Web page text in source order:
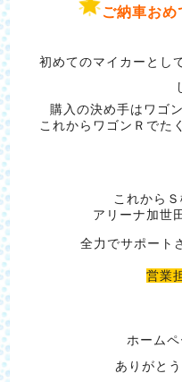
ご納車おめ
初めてのマイカーとし
購入の決め手はワゴ
これからワゴンＲでた
これから
アリーナ加世
全力でサポート
営業
ホームペ
ありがと